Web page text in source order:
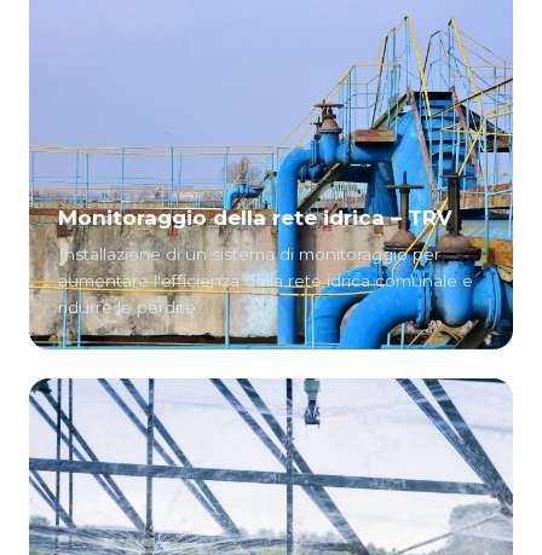
Monitoraggio della rete idrica – TRV
Installazione di un sistema di monitoraggio per
aumentare l'efficienza della rete idrica comunale e
ridurre le perdite.